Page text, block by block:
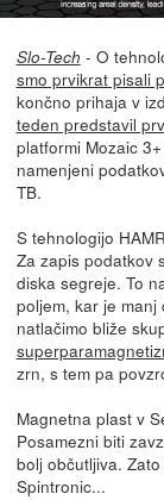
Slo-Tech - O
smo prvikrat pisali
končno prihaja v
teden predstavil
platformi Mozaic
namenjeni
TB.
S tehnologijo
Za zapis podatkov
diska segreje. To
poljem, kar je
natlačimo bliže
zrn, s tem pa
Magnetna plast v
Posamezni biti
bolj občutljiva.
Spintronic...